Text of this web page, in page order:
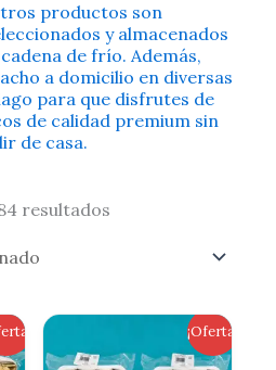
productos son
y almacenados
de frío. Además,
a domicilio en diversas
para que disfrutes de
de calidad premium sin
de casa.
resultados
¡Oferta!
precio precio